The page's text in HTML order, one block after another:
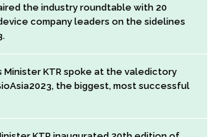
the industry roundtable with 20
company leaders on the sidelines
Minister KTR spoke at the valedictory
the biggest, most successful